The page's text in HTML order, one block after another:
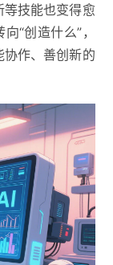
等技能也变得愈
“创造什么”，
作、善创新的